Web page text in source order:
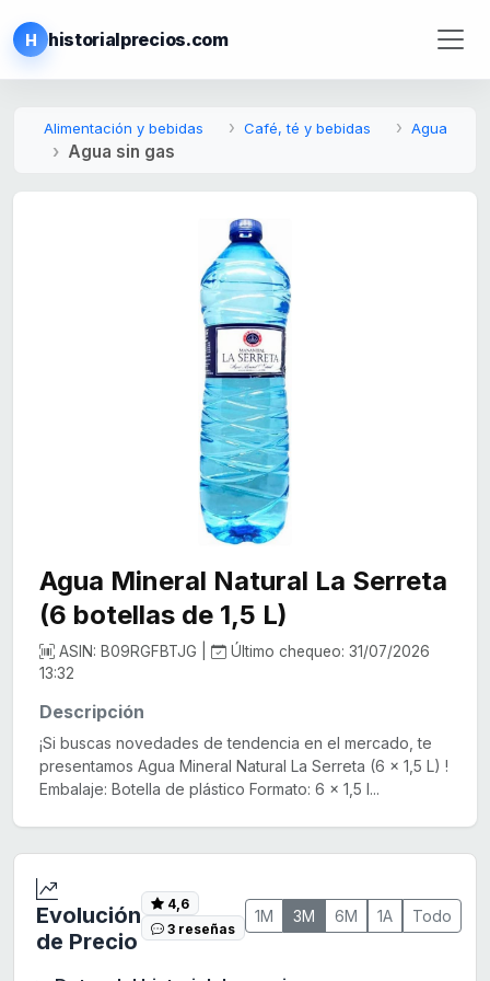
H historialprecios.com
Alimentación y bebidas Café, té y bebidas Agua
Agua sin gas
Agua Mineral Natural La Serreta
(6 botellas de 1,5 L)
ASIN: B09RGFBTJG |
Último chequeo: 31/07/2026
13:32
Descripción
¡Si buscas novedades de tendencia en el mercado, te
presentamos Agua Mineral Natural La Serreta (6 x 1,5 L) !
Embalaje: Botella de plástico Formato: 6 x 1,5 l...
Evolución
de Precio
4,6
3 reseñas
1M 3M 6M 1A Todo